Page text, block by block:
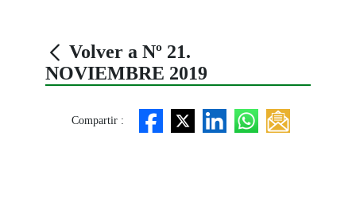
Volver a Nº 21.
NOVIEMBRE 2019
Compartir :